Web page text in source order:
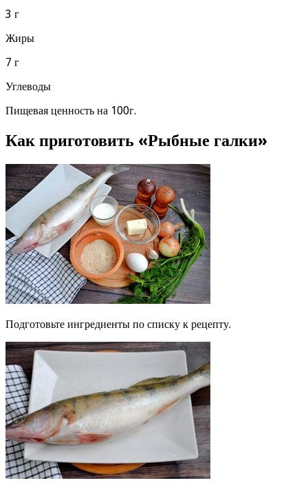
3 г
Жиры
7 г
Углеводы
Пищевая ценность на 100г.
Как приготовить «Рыбные галки»
Подготовьте ингредиенты по списку к рецепту.